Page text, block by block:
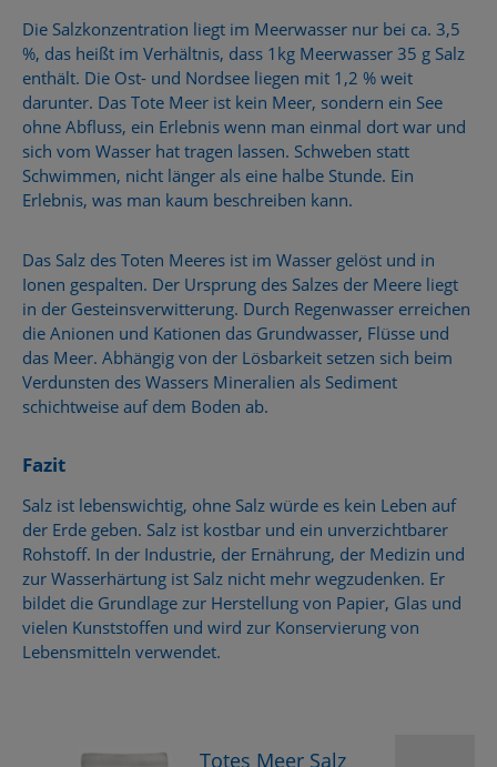
Die Salzkonzentration liegt im Meerwasser nur bei ca. 3,5
%, das heißt im Verhältnis, dass 1kg Meerwasser 35 g Salz
enthält. Die Ost- und Nordsee liegen mit 1,2 % weit
darunter. Das Tote Meer ist kein Meer, sondern ein See
ohne Abfluss, ein Erlebnis wenn man einmal dort war und
sich vom Wasser hat tragen lassen. Schweben statt
Schwimmen, nicht länger als eine halbe Stunde. Ein
Erlebnis, was man kaum beschreiben kann.
Das Salz des Toten Meeres ist im Wasser gelöst und in
Ionen gespalten. Der Ursprung des Salzes der Meere liegt
in der Gesteinsverwitterung. Durch Regenwasser erreichen
die Anionen und Kationen das Grundwasser, Flüsse und
das Meer. Abhängig von der Lösbarkeit setzen sich beim
Verdunsten des Wassers Mineralien als Sediment
schichtweise auf dem Boden ab.
Fazit
Salz ist lebenswichtig, ohne Salz würde es kein Leben auf
der Erde geben. Salz ist kostbar und ein unverzichtbarer
Rohstoff. In der Industrie, der Ernährung, der Medizin und
zur Wasserhärtung ist Salz nicht mehr wegzudenken. Er
bildet die Grundlage zur Herstellung von Papier, Glas und
vielen Kunststoffen und wird zur Konservierung von
Lebensmitteln verwendet.
Totes Meer Salz